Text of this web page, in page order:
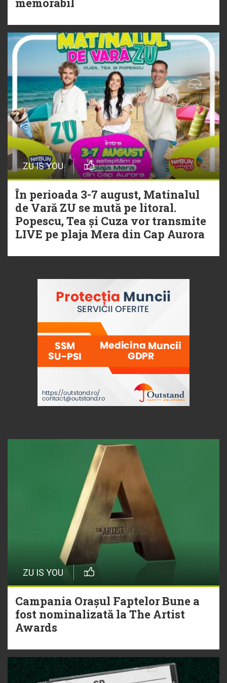
ZU IS YOU
În perioada 3-7 august, Matinalul
de Vară ZU se mută pe litoral.
Popescu, Tea și Cuza vor transmite
LIVE pe plaja Mera din Cap Aurora
ZU IS YOU
Campania Orașul Faptelor Bune a
fost nominalizată la The Artist
Awards